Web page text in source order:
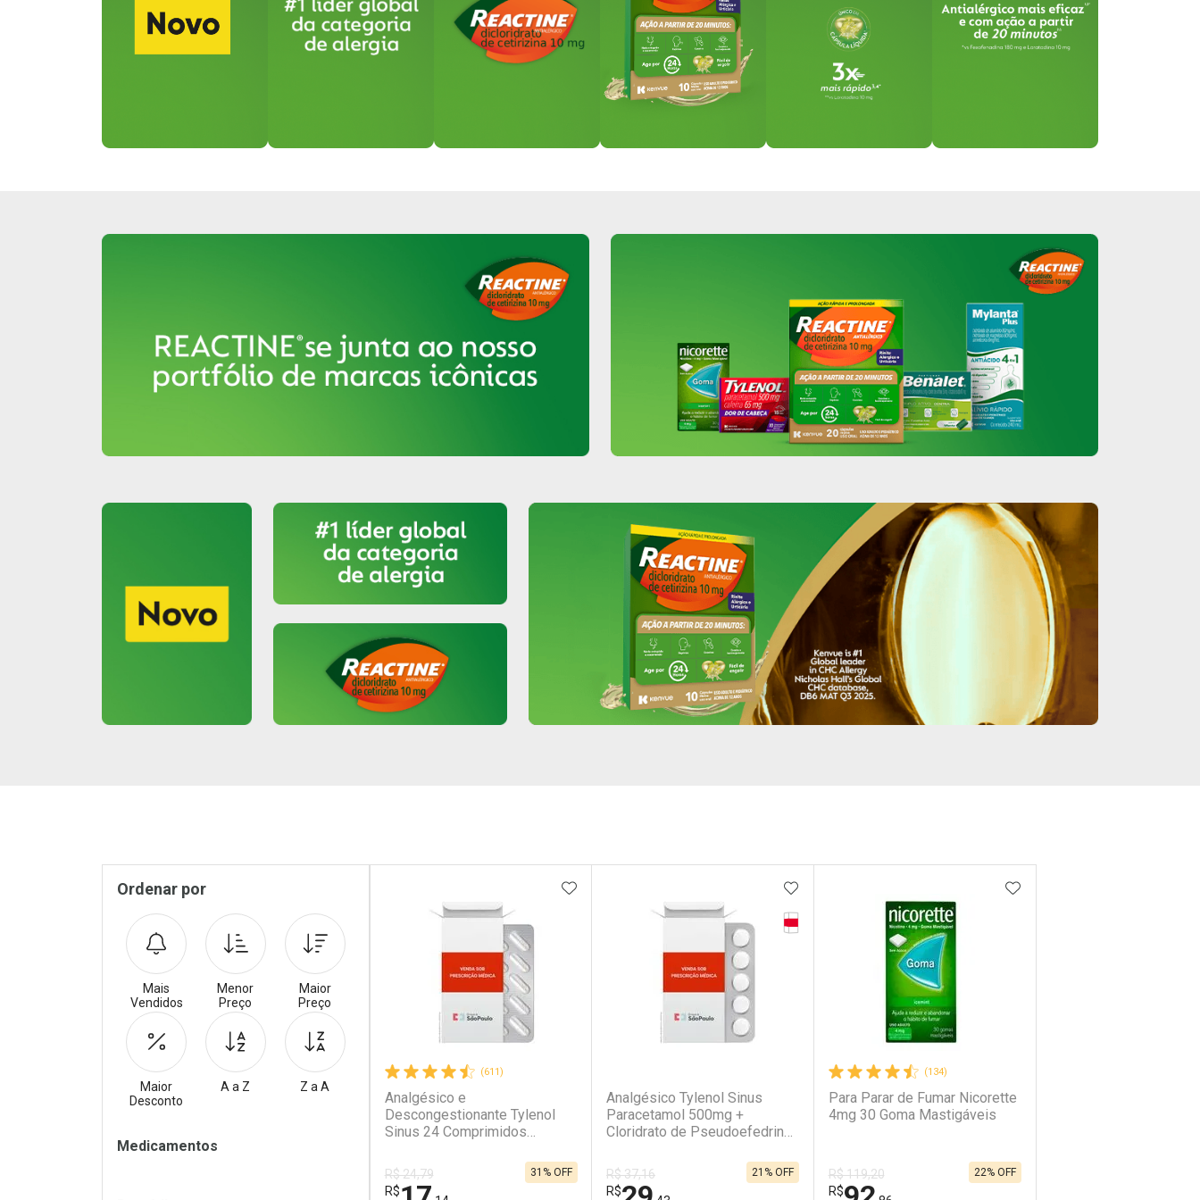
(611)
Analgésico e
Descongestionante Tylenol
Sinus 24 Comprimidos
R$ 24,79
R$
31% OFF
ADICIONAR AOS FAVORITOS
Analgésico Tylenol Sinus
Paracetamol 500mg +
Cloridrato de Pseudoefedrina
Tarja Vermelha
R$ 37,16
R$
21% OFF
ADICIONAR AOS FAVORITOS
(134)
Para Parar de Fumar Nicorette
4mg 30 Goma Mastigáveis
R$ 119,20
R$
22% OFF
ADICIONAR AOS
Sidebar
Ordenar por
Mais
Vendidos
Menor
Preço
Maior
Preço
Maior
Desconto
A a Z Z a A
Filtros
Medicamentos